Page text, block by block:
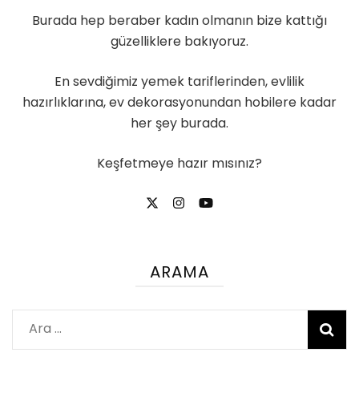
Burada hep beraber kadın olmanın bize kattığı
güzelliklere bakıyoruz.
En sevdiğimiz yemek tariflerinden, evlilik
hazırlıklarına, ev dekorasyonundan hobilere kadar
her şey burada.
Keşfetmeye hazır mısınız?
ARAMA
Arama: